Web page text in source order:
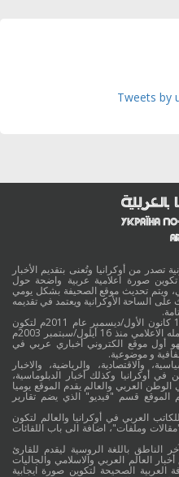
Tweets by
تصدر من أوكرانيا وتُعنى بتقديم الأخبار
تكوين صورة اعلامية عربية واضحة حول
ويتم تحديث موقع الصحيفة بشكل يومي
الساحة الأوكرانية ويعتمد في تقديمه
وقد جائت انطلاقة "أوكرانيا بالعربية" في 16 كانون الأول/ديسمبر عام 2011م لتكون
امتدادا للموقع العربي الاوكراني والذي بدأ عمله الاعلامي منذ 16 أيلول/سبتمبر 2003م
أول موقع الكتروني أخباري عربي في
و موضوعية.
والاقتصادية، والرياضية، والاخبار
في أوكرانيا وكذلك أخبار الدبلوماسية،
العربي والعالم يقدم الموقع يوميا
الموقع قسم "فيديو" الذي يضم تقارير
العربي في أوكرانيا والعالم لتكون
وملفات"، اضافة الى باب اللقائات
الناطق باللغة الروسية ليقدم للقارئ
العالم العربي والاسلامي والجاليات
العربية الصحيحة لتكوين صورة ايجابية